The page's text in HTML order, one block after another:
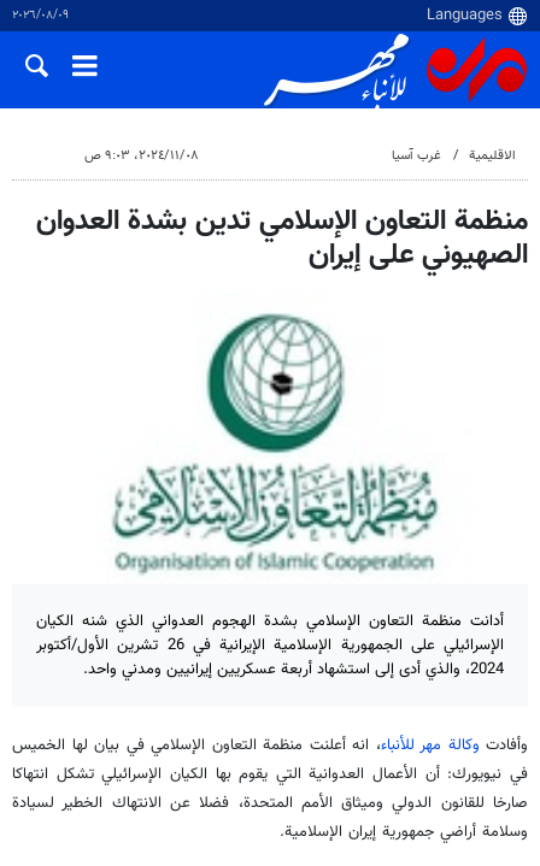
٠٩‏/٠٨‏/٢٠٢٦
الاقلیمیة غرب آسیا ٠٨‏/١١‏/٢٠٢٤، ٩:٠٣ ص
منظمة التعاون الإسلامي تدين بشدة العدوان
الصهيوني على إيران
أدانت منظمة التعاون الإسلامي بشدة الهجوم العدواني الذي شنه الكيان
الإسرائيلي على الجمهورية الإسلامية الإيرانية في 26 تشرين الأول/أكتوبر
2024، والذي أدى إلى استشهاد أربعة عسكريين إيرانيين ومدني واحد.
وأفادت وكالة مهر للأنباء، انه أعلنت منظمة التعاون الإسلامي في بيان لها الخميس
في نيويورك: أن الأعمال العدوانية التي يقوم بها الكيان الإسرائيلي تشكل انتهاكا
صارخا للقانون الدولي وميثاق الأمم المتحدة، فضلا عن الانتهاك الخطير لسيادة
وسلامة أراضي جمهورية إيران الإسلامية.